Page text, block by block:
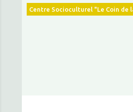
Centre Socioculturel "Le Coin de